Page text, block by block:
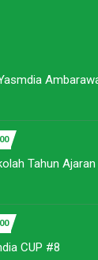
Tahun
CUP #8